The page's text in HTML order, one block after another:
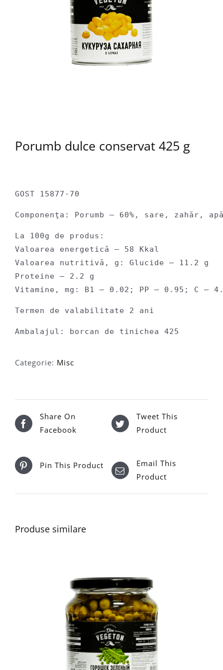
Porumb dulce conservat 425 g
La 100g de produs:
Valoarea energetică – 58 Kkal
Valoarea nutritivă, g: Glucide – 11.2 g
Proteine – 2.2 g
Ambalajul: borcan de tinichea 425
Categorie: Misc
Share On
Facebook
Tweet This
Product
Pin This Product
Email This
Product
Produse similare